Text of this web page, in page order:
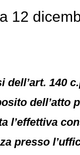
12
140
dell’atto
l’effettiva
presso